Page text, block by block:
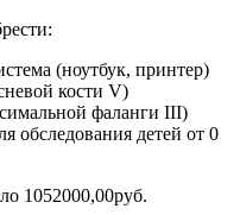
(ноутбук, принтер)
кости V)
фаланги III)
обследования детей от 0
1052000,00руб.